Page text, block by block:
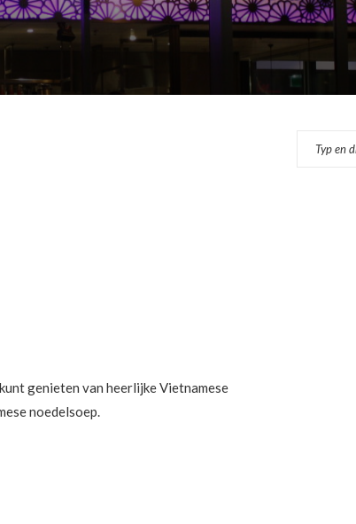
genieten van heerlijke Vietnamese
noedelsoep.